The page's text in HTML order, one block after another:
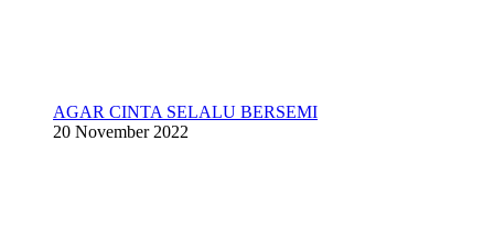
AGAR CINTA SELALU BERSEMI
20 November 2022